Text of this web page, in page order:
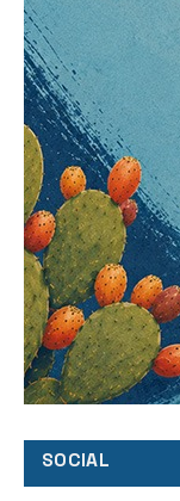
SOCIAL